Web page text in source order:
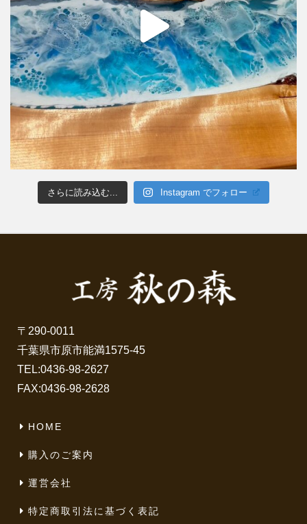
さらに読み込む... Instagram でフォロー
〒290-0011
千葉県市原市能満1575-45
TEL:0436-98-2627
FAX:0436-98-2628
HOME
購入のご案内
運営会社
特定商取引法に基づく表記